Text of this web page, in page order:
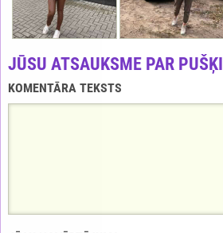
JŪSU ATSAUKSME PAR PUŠĶI
KOMENTĀRA TEKSTS